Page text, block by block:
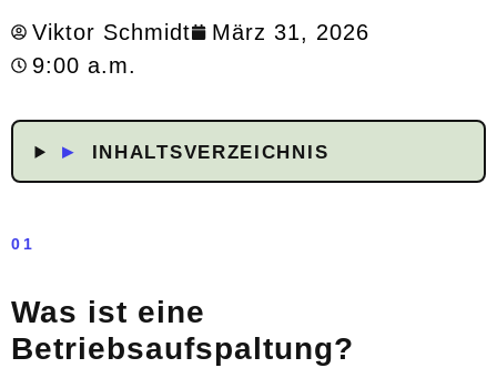
Viktor Schmidt
März 31, 2026
9:00 a.m.
▸ INHALTSVERZEICHNIS
01
Was ist eine
Betriebsaufspaltung?